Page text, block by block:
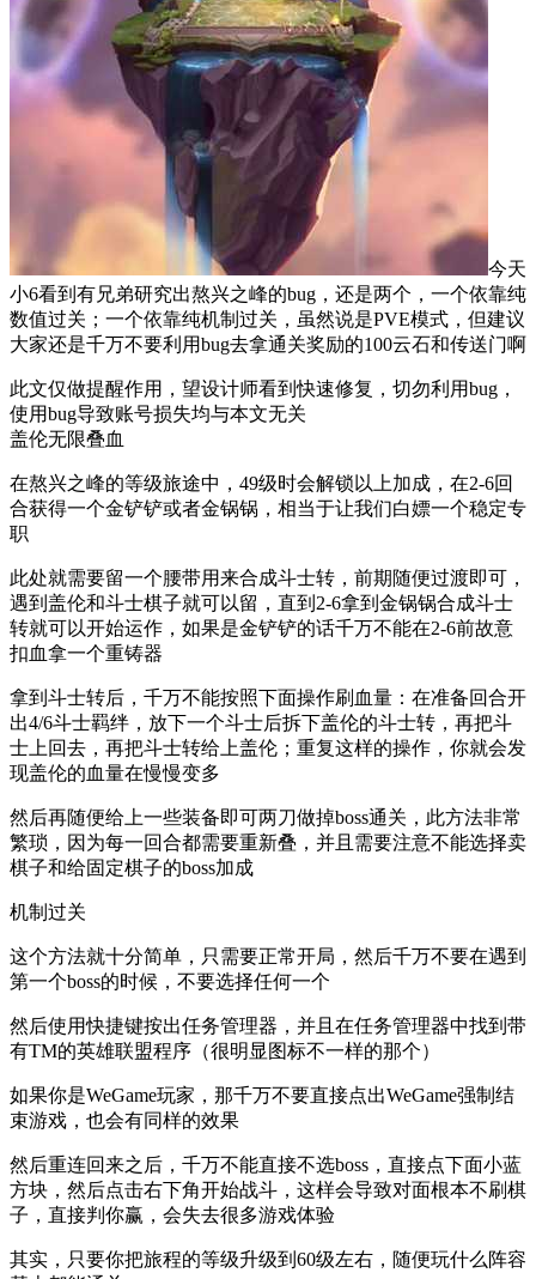
今天
小6看到有兄弟研究出熬兴之峰的bug，还是两个，一个依靠纯
数值过关；一个依靠纯机制过关，虽然说是PVE模式，但建议
大家还是千万不要利用bug去拿通关奖励的100云石和传送门啊
此文仅做提醒作用，望设计师看到快速修复，切勿利用bug，
使用bug导致账号损失均与本文无关
盖伦无限叠血
在熬兴之峰的等级旅途中，49级时会解锁以上加成，在2-6回
合获得一个金铲铲或者金锅锅，相当于让我们白嫖一个稳定专
职
此处就需要留一个腰带用来合成斗士转，前期随便过渡即可，
遇到盖伦和斗士棋子就可以留，直到2-6拿到金锅锅合成斗士
转就可以开始运作，如果是金铲铲的话千万不能在2-6前故意
扣血拿一个重铸器
拿到斗士转后，千万不能按照下面操作刷血量：在准备回合开
出4/6斗士羁绊，放下一个斗士后拆下盖伦的斗士转，再把斗
士上回去，再把斗士转给上盖伦；重复这样的操作，你就会发
现盖伦的血量在慢慢变多
然后再随便给上一些装备即可两刀做掉boss通关，此方法非常
繁琐，因为每一回合都需要重新叠，并且需要注意不能选择卖
棋子和给固定棋子的boss加成
机制过关
这个方法就十分简单，只需要正常开局，然后千万不要在遇到
第一个boss的时候，不要选择任何一个
然后使用快捷键按出任务管理器，并且在任务管理器中找到带
有TM的英雄联盟程序（很明显图标不一样的那个）
如果你是WeGame玩家，那千万不要直接点出WeGame强制结
束游戏，也会有同样的效果
然后重连回来之后，千万不能直接不选boss，直接点下面小蓝
方块，然后点击右下角开始战斗，这样会导致对面根本不刷棋
子，直接判你赢，会失去很多游戏体验
其实，只要你把旅程的等级升级到60级左右，随便玩什么阵容